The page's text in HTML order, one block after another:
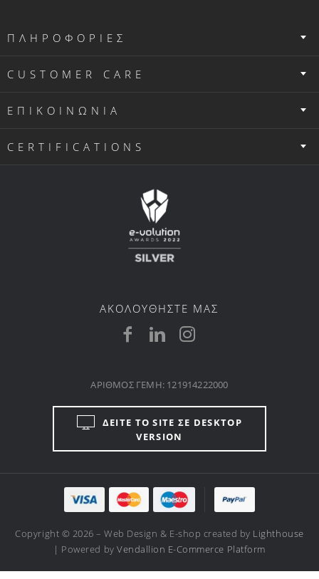
ΠΛΗΡΟΦΟΡΙΕΣ
CUSTOMER CARE
ΕΠΙΚΟΙΝΩΝΙΑ
CERTIFICATIONS
ΑΚΟΛΟΥΘΗΣΤΕ ΜΑΣ
ΔΕΙΤΕ ΤΟ SITE ΣΕ DESKTOP
VERSION
ΑΡΙΘΜΟΣ ΓΕΜΗ: 121914222000
Copyright © 2026 – Web Design & E-shop created by Lighthouse
| Powered byVendallion E-Commerce Platform